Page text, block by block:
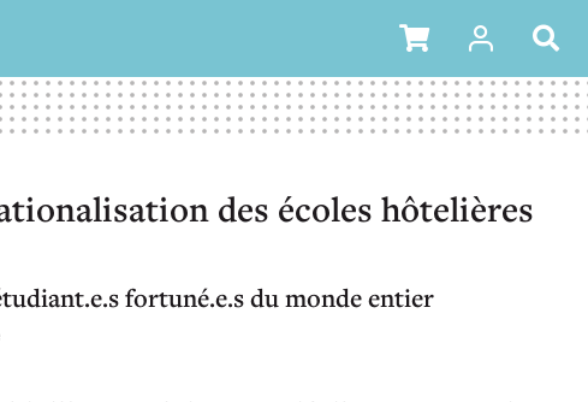
des écoles hôtelières
fortuné.e.s du monde entier